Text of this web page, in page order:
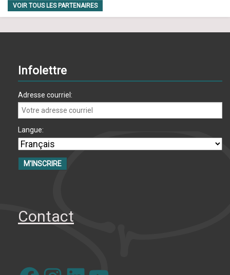
VOIR TOUS LES PARTENAIRES
Infolettre
Adresse courriel:
Langue:
Contact